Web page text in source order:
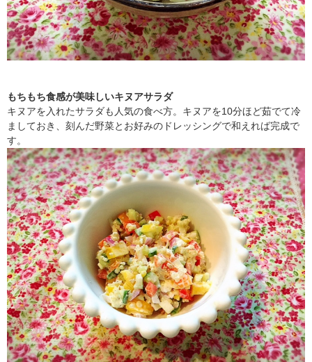
もちもち食感が美味しいキヌアサラダ
キヌアを入れたサラダも人気の食べ方。キヌアを10分ほど茹でて冷
ましておき、刻んだ野菜とお好みのドレッシングで和えれば完成で
す。